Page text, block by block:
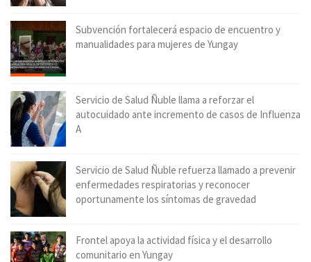
Subvención fortalecerá espacio de encuentro y
manualidades para mujeres de Yungay
Servicio de Salud Ñuble llama a reforzar el
autocuidado ante incremento de casos de Influenza
A
Servicio de Salud Ñuble refuerza llamado a prevenir
enfermedades respiratorias y reconocer
oportunamente los síntomas de gravedad
Frontel apoya la actividad física y el desarrollo
comunitario en Yungay